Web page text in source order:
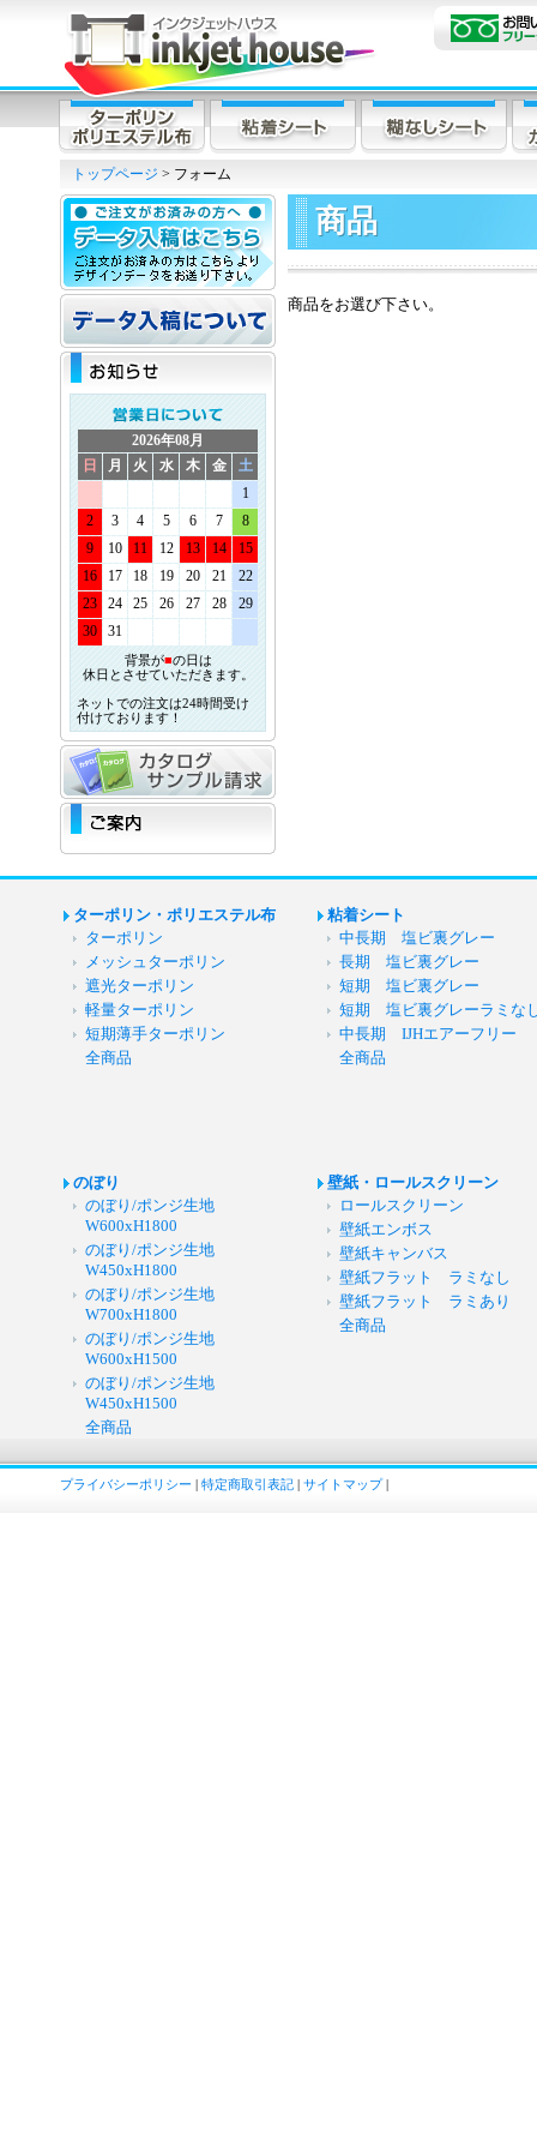
トップページ > フォーム
2026年08月
日
月 火 水 木 金
土
1
2
3 4 5 6 7
8
9
10 11 12 13 14
15
16
17 18 19 20 21
22
23
24 25 26 27 28
29
30
31
背景が■の日は
休日とさせていただきます。
ネットでの注文は24時間受け
付けております！
商品
商品をお選び下さい。
ターポリン・ポリエステル布
ターポリン
メッシュターポリン
遮光ターポリン
軽量ターポリン
短期薄手ターポリン
全商品
粘着シート
中長期 塩ビ裏グレー
長期 塩ビ裏グレー
短期 塩ビ裏グレー
短期 塩ビ裏グレーラミな
中長期 IJHエアーフリー
全商品
のぼり
のぼり/ポンジ生地
W600xH1800
のぼり/ポンジ生地
W450xH1800
のぼり/ポンジ生地
W700xH1800
のぼり/ポンジ生地
W600xH1500
のぼり/ポンジ生地
W450xH1500
全商品
壁紙・ロールスクリーン
ロールスクリーン
壁紙エンボス
壁紙キャンバス
壁紙フラット ラミなし
壁紙フラット ラミあり
全商品
プライバシーポリシー | 特定商取引表記 | サイトマップ|